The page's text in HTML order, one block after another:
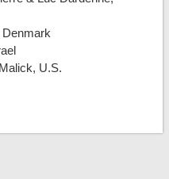
Denmark
U.S.